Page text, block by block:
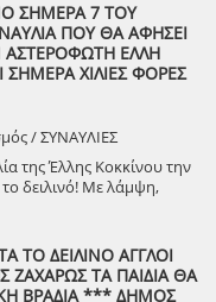
και εκπροσώπους
παρεμβάσεις προχωρούν
​Το έργο
Ανάπτυξης και στο
εδαφών,
και τοποθετήθηκε
καθώς και
​Ο Δήμαρχος Γιάννης
των εργασιών,
​«Δεν σταματάμε
να παραμείνει ένα
προγραμματισμό και
ΣΗΜΕΡΑ 7 ΤΟΥ
ΠΟΥ ΘΑ ΑΦΗΣΕΙ
ΕΛΛΗ
ΣΗΜΕΡΑ ΧΙΛΙΕΣ ΦΟΡΕΣ
/ ΣΥΝΑΥΛΙΕΣ
της Έλλης Κοκκίνου την
δειλινό! Με λάμψη,
Κρεστένων με
Στο κατακόρυφο
αλλά και γενικότερα,
Έλλης
και ώρα 21:30, στο
ΤΟ ΔΕΙΛΙΝΟ ΑΓΓΛΟΙ
ΖΑΧΑΡΩΣ ΤΑ ΠΑΙΔΙΑ ΘΑ
ΒΡΑΔΙΑ *** ΔΗΜΟΣ